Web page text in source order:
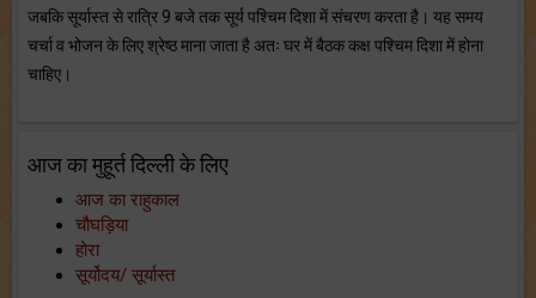
जबकि सूर्यास्त से रात्रि 9 बजे तक सूर्य पश्चिम दिशा में संचरण करता है। यह समय
चर्चा व भोजन के लिए श्रेष्ठ माना जाता है अतः घर में बैठक कक्ष पश्चिम दिशा में होना
चाहिए।
आज का मुहूर्त दिल्ली के लिए
आज का राहुकाल
चौघड़िया
होरा
सूर्योदय/ सूर्यास्त